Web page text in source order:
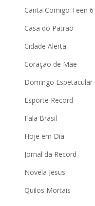
Canta Comigo Teen 6
Casa do Patrão
Cidade Alerta
Coração de Mãe
Domingo Espetacular
Esporte Record
Fala Brasil
Hoje em Dia
Jornal da Record
Novela Jesus
Quilos Mortais